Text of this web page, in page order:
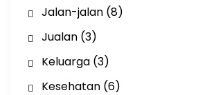
Jalan-jalan(8)
Jualan(3)
Keluarga(3)
Kesehatan(6)